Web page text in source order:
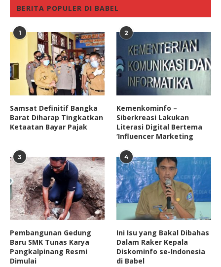
BERITA POPULER DI BABEL
1
Samsat Definitif Bangka
Barat Diharap Tingkatkan
Ketaatan Bayar Pajak
2
Kemenkominfo –
Siberkreasi Lakukan
Literasi Digital Bertema
‘Influencer Marketing
3
Pembangunan Gedung
Baru SMK Tunas Karya
Pangkalpinang Resmi
Dimulai
4
Ini Isu yang Bakal Dibahas
Dalam Raker Kepala
Diskominfo se-Indonesia
di Babel